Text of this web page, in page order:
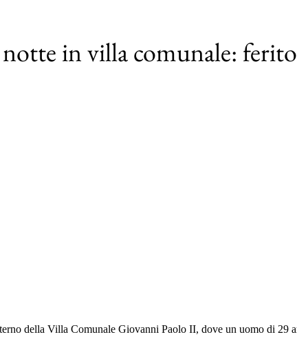
in villa comunale:
della Villa Comunale Giovanni Paolo II, dove un uomo di 29